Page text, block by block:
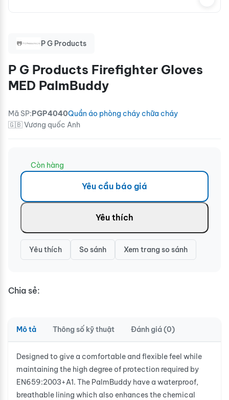
P G Products
P G Products Firefighter Gloves
MED PalmBuddy
Mã SP:PGP4040Quần áo phòng cháy chữa cháy
🇬🇧 Vương quốc Anh
Còn hàng
Yêu cầu báo giá
Yêu thích
Yêu thích So sánh Xem trang so sánh
Chia sẻ:
Mô tả Thông số kỹ thuật Đánh giá (0)
Designed to give a comfortable and flexible feel while
maintaining the high degree of protection required by
EN659:2003+A1. The PalmBuddy have a waterproof,
breathable lining which also enhances the chemical